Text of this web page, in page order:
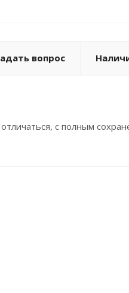
вопрос
с полным